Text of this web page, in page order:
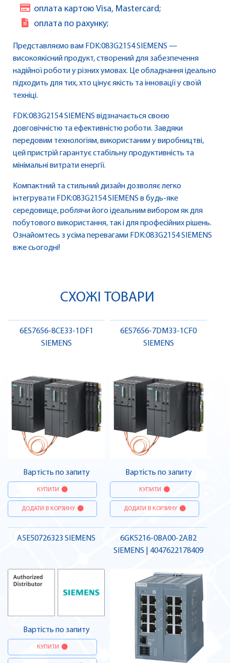
оплата картою Visa, Mastercard;
оплата по рахунку;
Представляємо вам FDK:083G2154 SIEMENS —
високоякісний продукт, створений для забезпечення
надійної роботи у різних умовах. Це обладнання ідеально
підходить для тих, хто цінує якість та інновації у своїй
техніці.
FDK:083G2154 SIEMENS відзначається своєю
довговічністю та ефективністю роботи. Завдяки
передовим технологіям, використаним у виробництві,
цей пристрій гарантує стабільну продуктивність та
мінімальні витрати енергії.
Компактний та стильний дизайн дозволяє легко
інтегрувати FDK:083G2154 SIEMENS в будь-яке
середовище, роблячи його ідеальним вибором як для
побутового використання, так і для професійних рішень.
Ознайомтесь з усіма перевагами FDK:083G2154 SIEMENS
вже сьогодні!
СХОЖІ ТОВАРИ
6ES7656-8CE33-1DF1
SIEMENS
Вартість по запиту
КУПИТИ
ДОДАТИ В КОРЗИНУ
6ES7656-7DM33-1CF0
SIEMENS
Вартість по запиту
КУПИТИ
ДОДАТИ В КОРЗИНУ
A5E50726323 SIEMENS
Вартість по запиту
КУПИТИ
6GK5216-0BA00-2AB2
SIEMENS | 4047622178409